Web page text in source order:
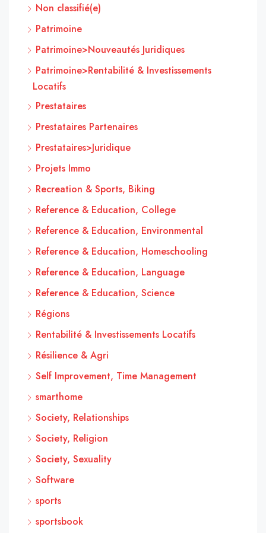
Non classifié(e)
Patrimoine
Patrimoine>Nouveautés Juridiques
Patrimoine>Rentabilité & Investissements
Locatifs
Prestataires
Prestataires Partenaires
Prestataires>Juridique
Projets Immo
Recreation & Sports, Biking
Reference & Education, College
Reference & Education, Environmental
Reference & Education, Homeschooling
Reference & Education, Language
Reference & Education, Science
Régions
Rentabilité & Investissements Locatifs
Résilience & Agri
Self Improvement, Time Management
smarthome
Society, Relationships
Society, Religion
Society, Sexuality
Software
sports
sportsbook